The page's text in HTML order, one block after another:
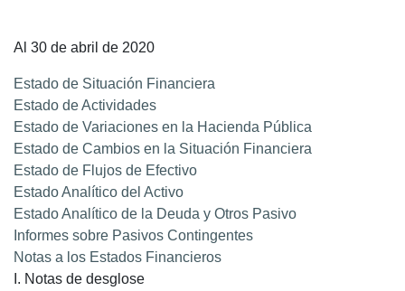
Al 30 de abril de 2020
Estado de Situación Financiera
Estado de Actividades
Estado de Variaciones en la Hacienda Pública
Estado de Cambios en la Situación Financiera
Estado de Flujos de Efectivo
Estado Analítico del Activo
Estado Analítico de la Deuda y Otros Pasivo
Informes sobre Pasivos Contingentes
Notas a los Estados Financieros
I. Notas de desglose